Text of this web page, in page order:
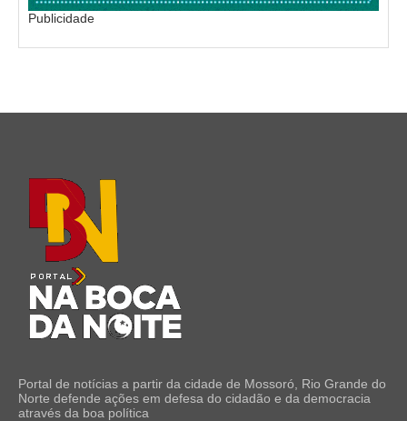
Publicidade
Portal de notícias a partir da cidade de Mossoró, Rio Grande do
Norte defende ações em defesa do cidadão e da democracia
através da boa política